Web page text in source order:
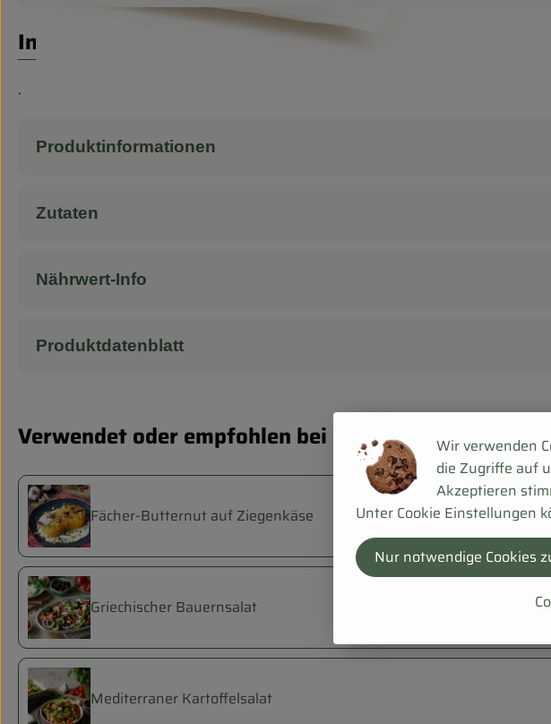
Info
.
Produktinformationen
Zutaten
Nährwert-Info
Produktdatenblatt
Verwendet oder empfohlen bei
Fächer-Butternut auf Ziegenkäse
Griechischer Bauernsalat
Mediterraner Kartoffelsalat
Wir verwenden
die Zugriffe auf
Akzeptieren
Unter Cookie Einstellungen
Nur notwendige Cookies